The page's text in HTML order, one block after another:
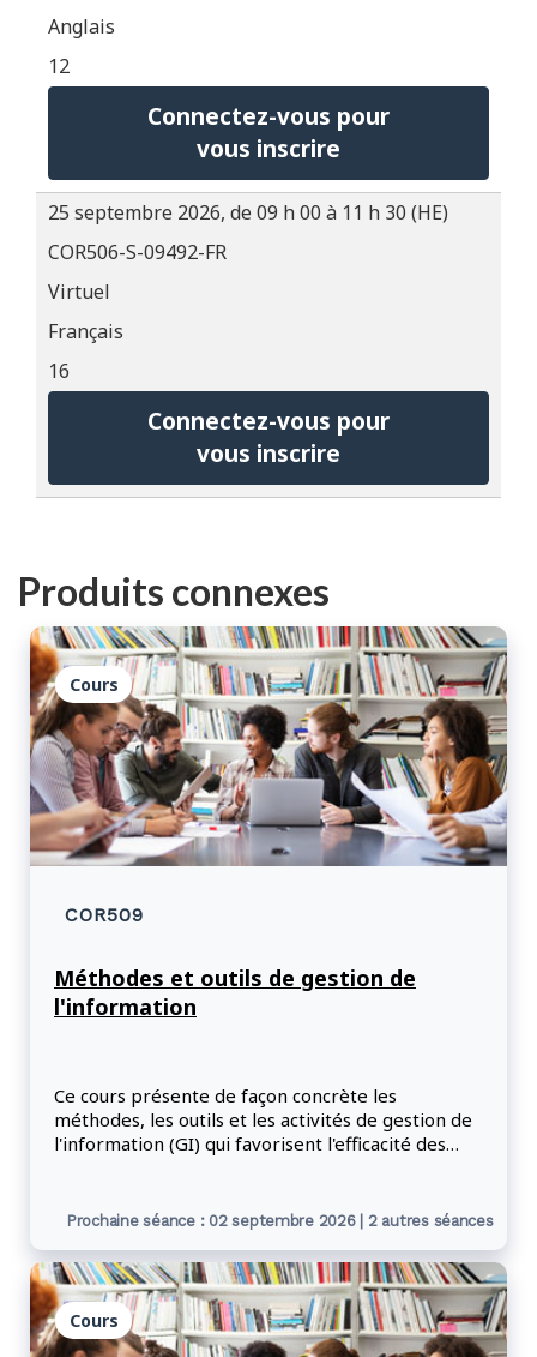
Anglais
12
Connectez-vous pour
vous inscrire
25 septembre 2026, de 09 h 00 à 11 h 30 (HE)
COR506-S-09492-FR
Virtuel
Français
16
Connectez-vous pour
vous inscrire
Produits connexes
Cours
COR509
Méthodes et outils de gestion de
l'information
Ce cours présente de façon concrète les
méthodes, les outils et les activités de gestion de
l'information (GI) qui favorisent l'efficacité des
classification de l'information, à établir des
démarches appropriées pour éliminer des
ressources documentaires.
Prochaine séance : 02 septembre 2026 | 2 autres séances
Cours